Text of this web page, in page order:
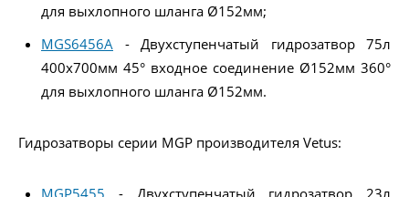
для выхлопного шланга Ø152мм;
MGS6456A - Двухступенчатый гидрозатвор 75л
400x700мм 45° входное соединение Ø152мм 360°
для выхлопного шланга Ø152мм.
Гидрозатворы серии MGP производителя Vetus: